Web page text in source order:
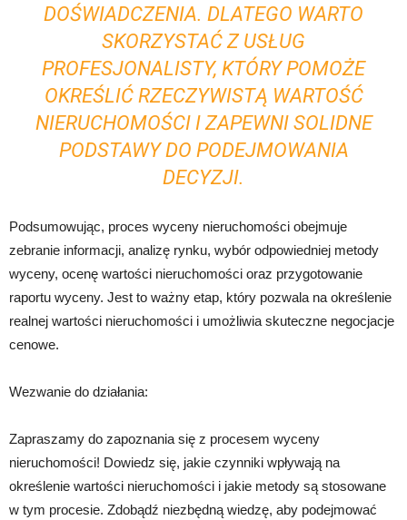
DOŚWIADCZENIA. DLATEGO WARTO
SKORZYSTAĆ Z USŁUG
PROFESJONALISTY, KTÓRY POMOŻE
OKREŚLIĆ RZECZYWISTĄ WARTOŚĆ
NIERUCHOMOŚCI I ZAPEWNI SOLIDNE
PODSTAWY DO PODEJMOWANIA
DECYZJI.
Podsumowując, proces wyceny nieruchomości obejmuje
zebranie informacji, analizę rynku, wybór odpowiedniej metody
wyceny, ocenę wartości nieruchomości oraz przygotowanie
raportu wyceny. Jest to ważny etap, który pozwala na określenie
realnej wartości nieruchomości i umożliwia skuteczne negocjacje
cenowe.
Wezwanie do działania:
Zapraszamy do zapoznania się z procesem wyceny
nieruchomości! Dowiedz się, jakie czynniki wpływają na
określenie wartości nieruchomości i jakie metody są stosowane
w tym procesie. Zdobądź niezbędną wiedzę, aby podejmować